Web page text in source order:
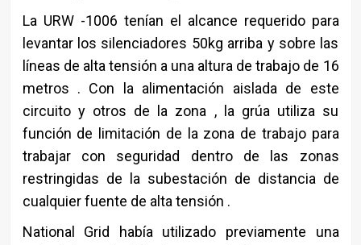
La URW -1006 tenían el alcance requerido para
levantar los silenciadores 50kg arriba y sobre las
líneas de alta tensión a una altura de trabajo de 16
metros . Con la alimentación aislada de este
circuito y otros de la zona , la grúa utiliza su
función de limitación de la zona de trabajo para
trabajar con seguridad dentro de las zonas
restringidas de la subestación de distancia de
cualquier fuente de alta tensión .
National Grid había utilizado previamente una